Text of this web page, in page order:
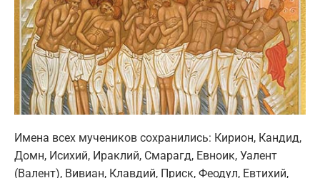
Имена всех мучеников сохранились: Кирион, Кандид,
Домн, Исихий, Ираклий, Смарагд, Евноик, Уалент
(Валент), Вивиан, Клавдий, Приск, Феодул, Евтихий,